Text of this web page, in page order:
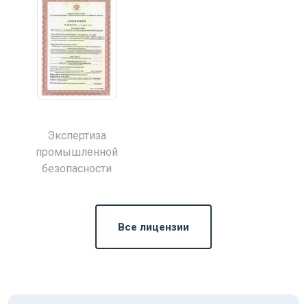
Экспертиза
промышленной
безопасности
Все лицензии